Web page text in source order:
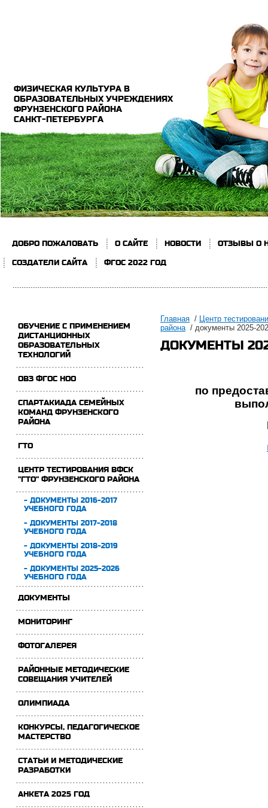
ФИЗИЧЕСКАЯ КУЛЬТУРА В
ОБРАЗОВАТЕЛЬНЫХ УЧРЕЖДЕНИЯХ
ФРУНЗЕНСКОГО РАЙОНА
САНКТ-ПЕТЕРБУРГА
ДОБРО ПОЖАЛОВАТЬ О САЙТЕ НОВОСТИ
ОТЗЫВЫ О
СОЗДАТЕЛИ САЙТА
ФГОС 2022 ГОД
Главная / Центр
района/ документы 2025-
ДОКУМЕНТЫ
по
ОБУЧЕНИЕ С ПРИМЕНЕНИЕМ
ДИСТАНЦИОННЫХ
ОБРАЗОВАТЕЛЬНЫХ
ТЕХНОЛОГИЙ
ОВЗ ФГОС НОО
СПАРТАКИАДА СЕМЕЙНЫХ
КОМАНД ФРУНЗЕНСКОГО
РАЙОНА
ГТО
ЦЕНТР ТЕСТИРОВАНИЯ ВФСК
"ГТО" ФРУНЗЕНСКОГО РАЙОНА
- ДОКУМЕНТЫ 2016-2017
УЧЕБНОГО ГОДА
- ДОКУМЕНТЫ 2017-2018
УЧЕБНОГО ГОДА
- ДОКУМЕНТЫ 2018-2019
УЧЕБНОГО ГОДА
- ДОКУМЕНТЫ 2025-2026
УЧЕБНОГО ГОДА
ДОКУМЕНТЫ
МОНИТОРИНГ
ФОТОГАЛЕРЕЯ
РАЙОННЫЕ МЕТОДИЧЕСКИЕ
СОВЕЩАНИЯ УЧИТЕЛЕЙ
ОЛИМПИАДА
КОНКУРСЫ, ПЕДАГОГИЧЕСКОЕ
МАСТЕРСТВО
СТАТЬИ И МЕТОДИЧЕСКИЕ
РАЗРАБОТКИ
АНКЕТА 2025 ГОД